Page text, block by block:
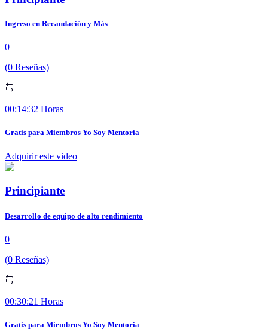
Ingreso en Recaudación y Más
0
(0 Reseñas)
00:14:32 Horas
Gratis para Miembros Yo Soy Mentoria
Adquirir este video
Principiante
Desarrollo de equipo de alto rendimiento
0
(0 Reseñas)
00:30:21 Horas
Gratis para Miembros Yo Soy Mentoria